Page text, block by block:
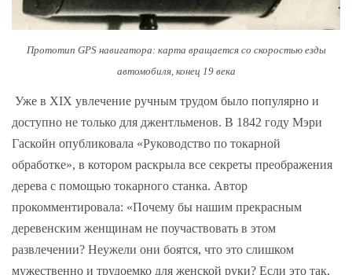
Прототип GPS навигатора: карта вращается со скоростью езды
автомобиля, конец 19 века
Уже в XIX увлечение ручным трудом было популярно и
доступно не только для джентльменов. В 1842 году Мэри
Гаскойн опубликовала «Руководство по токарной
обработке», в котором раскрыла все секреты преображения
дерева с помощью токарного станка. Автор
прокомментировала: «Почему бы нашим прекрасным
деревенским женщинам не поучаствовать в этом
развлечении? Неужели они боятся, что это слишком
мужественно и трудоемко для женской руки? Если это так,